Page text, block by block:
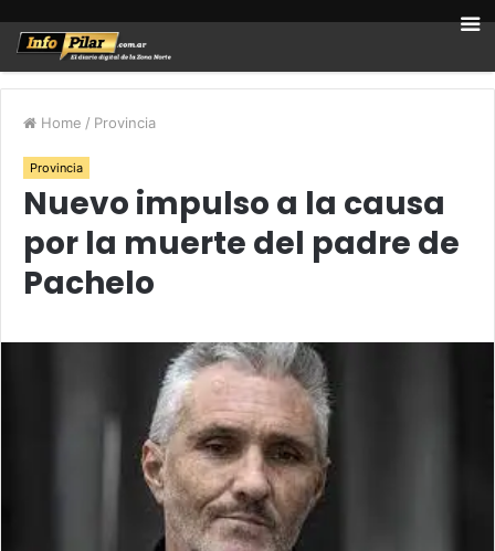
Home / Provincia
Provincia
Nuevo impulso a la causa
por la muerte del padre de
Pachelo